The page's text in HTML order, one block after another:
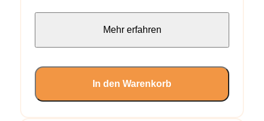
Mehr erfahren
In den Warenkorb